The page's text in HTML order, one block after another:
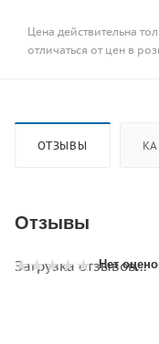
Цена действительна
отличаться от цен в
ОТЗЫВЫ
Отзывы
Нет
Загрузка отзывов...